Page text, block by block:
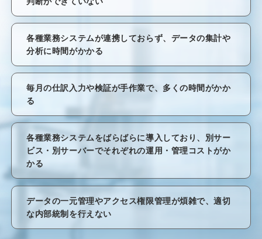
各種業務システムが連携しておらず、データの集計や
分析に時間がかかる
毎月の仕訳入力や検証が手作業で、多くの時間がかか
る
各種業務システムをばらばらに導入しており、別サー
ビス・別サーバーでそれぞれの運用・管理コストがか
かる
データの一元管理やアクセス権限管理が煩雑で、適切
な内部統制を行えない